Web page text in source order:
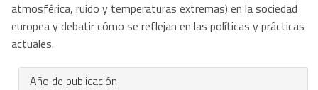
atmosférica, ruido y temperaturas extremas) en la sociedad
europea y debatir cómo se reflejan en las políticas y prácticas
actuales.
Año de publicación